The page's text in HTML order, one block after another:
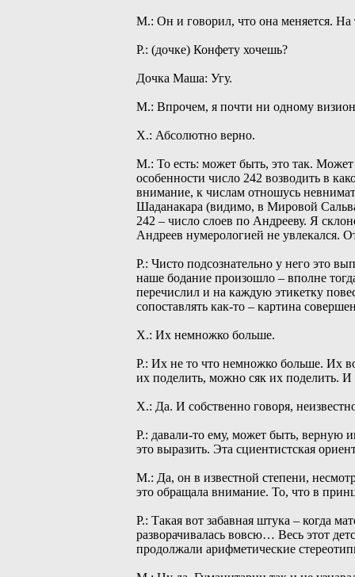
М.: Он и говорил, что она меняется. На
Р.: (дочке) Конфету хочешь?
Дочка Маша: Угу.
М.: Впрочем, я почти ни одному
Х.: Абсолютно верно.
М.: То есть: может быть, это так.
особенности число 242 возводить в
внимание, к числам отношусь
Шаданакара (видимо, в Мировой
242 – число слоев по Андрееву. Я
Андреев нумерологией не увлекался.
Р.: Чисто подсознательно у него это
наше бодание произошло – вполне
перечислил и на каждую этикетку
сопоставлять как-то – картина
Х.: Их немножко больше.
Р.: Их не то что немножко больше. Их
их поделить, можно сяк их поделить.
Х.: Да. И собственно говоря,
Р.: давали-то ему, может быть, верную
это выразить. Эта сциентистская
М.: Да, он в известной степени,
это обращала внимание. То, что в
Р.: Такая вот забавная штука – когда
разворачивалась вовсю… Весь этот
продолжали арифметические